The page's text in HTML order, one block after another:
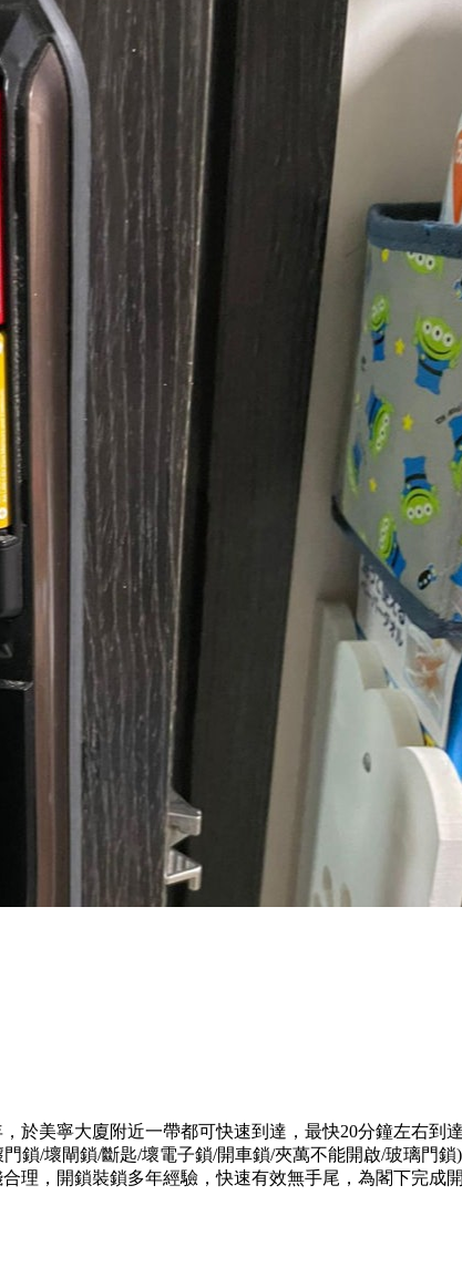
於美寧大廈附近一帶都可快速到達，最快20分鐘左右到
鎖/壞閘鎖/斷匙/壞電子鎖/開車鎖/夾萬不能開啟/玻璃門
理，開鎖裝鎖多年經驗，快速有效無手尾，為閣下完成